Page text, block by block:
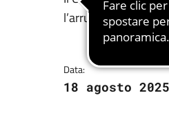
l’arruolamento di
Data:
18 agosto 2025